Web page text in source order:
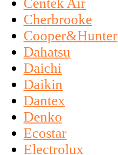
Cherbrooke
Cooper&Hunter
Dahatsu
Daichi
Daikin
Dantex
Denko
Ecostar
Electrolux